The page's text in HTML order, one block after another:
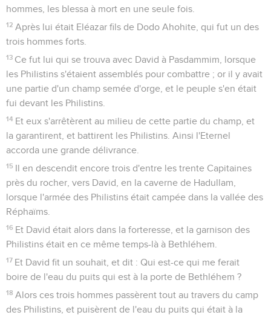
hommes, les blessa à mort en une seule fois.
12 Après lui était Eléazar fils de Dodo Ahohite, qui fut un des
trois hommes forts.
13 Ce fut lui qui se trouva avec David à Pasdammim, lorsque
les Philistins s'étaient assemblés pour combattre ; or il y avait
une partie d'un champ semée d'orge, et le peuple s'en était
fui devant les Philistins.
14 Et eux s'arrêtèrent au milieu de cette partie du champ, et
la garantirent, et battirent les Philistins. Ainsi l'Eternel
accorda une grande délivrance.
15 Il en descendit encore trois d'entre les trente Capitaines
près du rocher, vers David, en la caverne de Hadullam,
lorsque l'armée des Philistins était campée dans la vallée des
Réphaïms.
16 Et David était alors dans la forteresse, et la garnison des
Philistins était en ce même temps-là à Bethléhem.
17 Et David fit un souhait, et dit : Qui est-ce qui me ferait
boire de l'eau du puits qui est à la porte de Bethléhem ?
18 Alors ces trois hommes passèrent tout au travers du camp
des Philistins, et puisèrent de l'eau du puits qui était à la